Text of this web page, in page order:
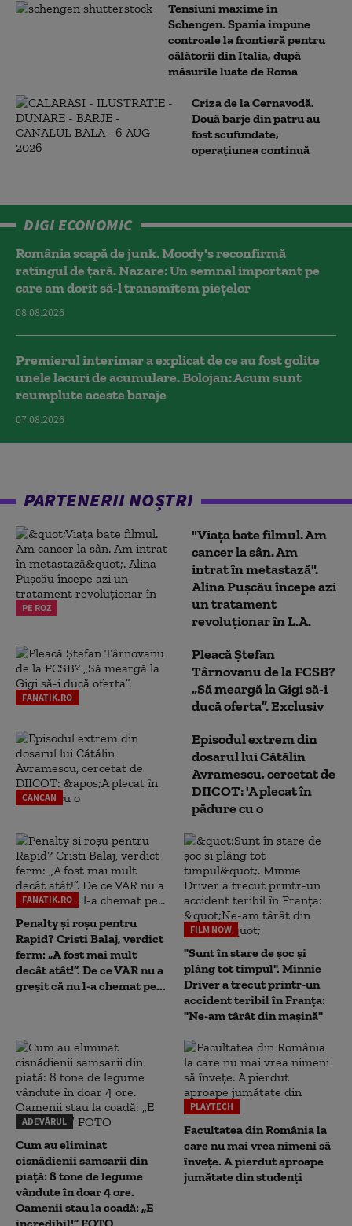
Tensiuni maxime în
Schengen. Spania impune
controale la frontieră pentru
călătorii din Italia, după
măsurile luate de Roma
Criza de la Cernavodă.
Două barje din patru au
fost scufundate,
operațiunea continuă
DIGI ECONOMIC
România scapă de junk. Moody's reconfirmă
ratingul de țară. Nazare: Un semnal important pe
care am dorit să-l transmitem piețelor
08.08.2026
Premierul interimar a explicat de ce au fost golite
unele lacuri de acumulare. Bolojan: Acum sunt
reumplute aceste baraje
07.08.2026
PARTENERII NOȘTRI
PE ROZ
"Viața bate filmul. Am
cancer la sân. Am
intrat în metastază".
Alina Pușcău începe azi
un tratament
revoluționar în L.A.
FANATIK.RO
Pleacă Ștefan
Târnovanu de la FCSB?
„Să meargă la Gigi să-i
ducă oferta”. Exclusiv
CANCAN
Episodul extrem din
dosarul lui Cătălin
Avramescu, cercetat de
DIICOT: 'A plecat în
pădure cu o
FANATIK.RO
Penalty și roșu pentru
Rapid? Cristi Balaj, verdict
ferm: „A fost mai mult
decât atât!”. De ce VAR nu a
greșit că nu l-a chemat pe...
FILM NOW
"Sunt în stare de șoc și
plâng tot timpul". Minnie
Driver a trecut printr-un
accident teribil în Franța:
"Ne-am târât din mașină"
ADEVĂRUL
Cum au eliminat
cisnădienii samsarii din
piață: 8 tone de legume
vândute în doar 4 ore.
Oamenii stau la coadă: „E
PLAYTECH
Facultatea din România la
care nu mai vrea nimeni să
înveţe. A pierdut aproape
jumătate din studenţi